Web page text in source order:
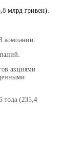
млрд гривен).
компании.
акциями
года (235,4